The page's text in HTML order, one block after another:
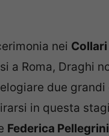
nei Collari
a Roma, Draghi
due grandi
in questa
Federica Pellegrini